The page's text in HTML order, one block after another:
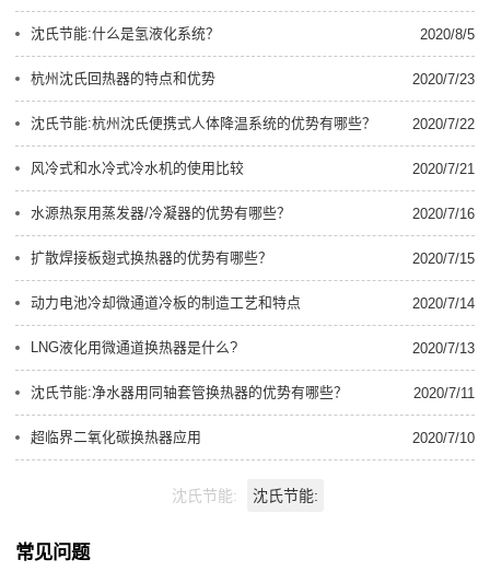
沈氏节能:什么是氢液化系统？ 2020/8/5
杭州沈氏回热器的特点和优势 2020/7/23
沈氏节能:杭州沈氏便携式人体降温系统的优势有哪些？ 2020/7/22
风冷式和水冷式冷水机的使用比较 2020/7/21
水源热泵用蒸发器/冷凝器的优势有哪些？ 2020/7/16
扩散焊接板翅式换热器的优势有哪些？ 2020/7/15
动力电池冷却微通道冷板的制造工艺和特点 2020/7/14
LNG液化用微通道换热器是什么? 2020/7/13
沈氏节能:净水器用同轴套管换热器的优势有哪些？ 2020/7/11
超临界二氧化碳换热器应用 2020/7/10
沈氏节能: 沈氏节能:
常见问题